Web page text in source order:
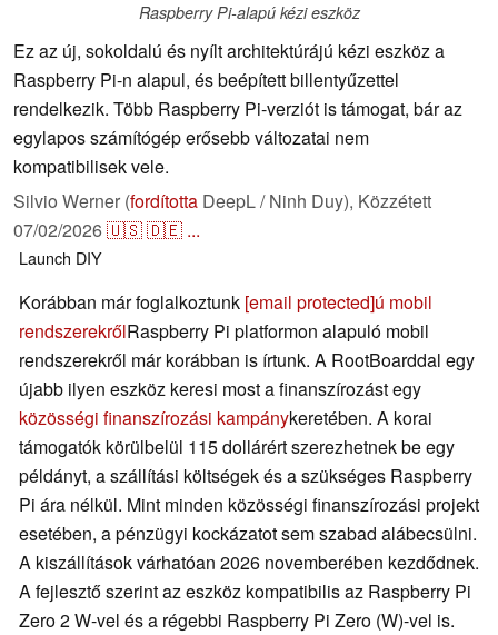
Raspberry Pi-alapú kézi eszköz
Ez az új, sokoldalú és nyílt architektúrájú kézi eszköz a
Raspberry Pi-n alapul, és beépített billentyűzettel
rendelkezik. Több Raspberry Pi-verziót is támogat, bár az
egylapos számítógép erősebb változatai nem
kompatibilisek vele.
Silvio Werner (fordította DeepL / Ninh Duy), Közzétett
07/02/2026🇺🇸🇩🇪 ...
Launch DIY
Korábban már foglalkoztunk [email protected]ú mobil
rendszerekrőlRaspberry Pi platformon alapuló mobil
rendszerekről már korábban is írtunk. A RootBoarddal egy
újabb ilyen eszköz keresi most a finanszírozást egy
közösségi finanszírozási kampánykeretében. A korai
támogatók körülbelül 115 dollárért szerezhetnek be egy
példányt, a szállítási költségek és a szükséges Raspberry
Pi ára nélkül. Mint minden közösségi finanszírozási projekt
esetében, a pénzügyi kockázatot sem szabad alábecsülni.
A kiszállítások várhatóan 2026 novemberében kezdődnek.
A fejlesztő szerint az eszköz kompatibilis az Raspberry Pi
Zero 2 W-vel és a régebbi Raspberry Pi Zero (W)-vel is.